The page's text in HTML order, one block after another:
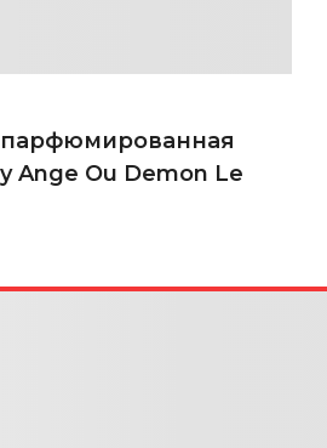
Ange Ou Demon Le